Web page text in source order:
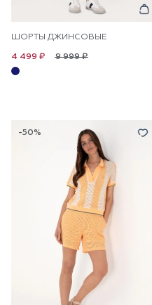
ШОРТЫ ДЖИНСОВЫЕ
9 999 ₽
4 499 ₽
-50%